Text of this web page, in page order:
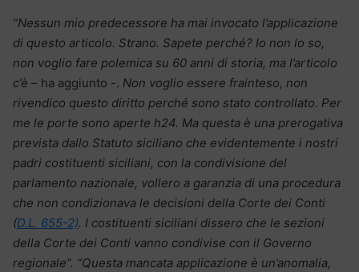
”Nessun mio predecessore ha mai invocato l’applicazione
di questo articolo. Strano. Sapete perché? Io non lo so,
non voglio fare polemica su 60 anni di storia, ma l’articolo
c’è – ha aggiunto -. Non voglio essere frainteso, non
rivendico questo diritto perché sono stato controllato. Per
me le porte sono aperte h24. Ma questa è una prerogativa
prevista dallo Statuto siciliano che evidentemente i nostri
padri costituenti siciliani, con la condivisione del
parlamento nazionale, vollero a garanzia di una procedura
che non condizionava le decisioni della Corte dei Conti
(D.L. 655-2). I costituenti siciliani dissero che le sezioni
della Corte dei Conti vanno condivise con il Governo
regionale”. ”Questa mancata applicazione è un’anomalia,